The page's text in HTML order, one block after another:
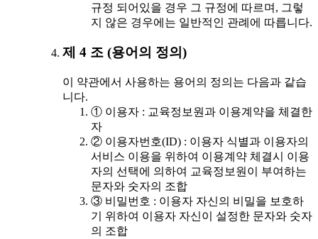
규정 되어있을 경우 그 규정에 따르며, 그렇
지 않은 경우에는 일반적인 관례에 따릅니다.
제 4 조 (용어의 정의)
이 약관에서 사용하는 용어의 정의는 다음과 같습
니다.
① 이용자 : 교육정보원과 이용계약을 체결한
자
② 이용자번호(ID) : 이용자 식별과 이용자의
서비스 이용을 위하여 이용계약 체결시 이용
자의 선택에 의하여 교육정보원이 부여하는
문자와 숫자의 조합
③ 비밀번호 : 이용자 자신의 비밀을 보호하
기 위하여 이용자 자신이 설정한 문자와 숫자
의 조합